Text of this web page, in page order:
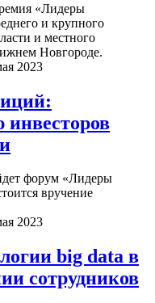
«Лидеры
и крупного
и местного
Новгороде.
2023
форум «Лидеры
вручение
2023
big data в
сотрудников